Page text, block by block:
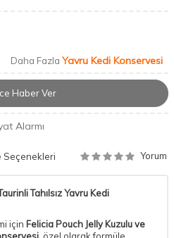
Daha Fazla Yavru Kedi Konservesi
Haber Ver
Alarmı
Seçenekleri Yorum
Tahılsız Yavru Kedi
için Felicia Pouch Jelly Kuzulu ve
, özel olarak formüle